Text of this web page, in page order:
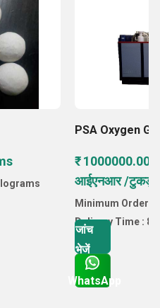
PSA Oxygen
₹ 1000000.00
आईएनआर /टुकड़ा
Minimum Order
Delivery Time : 8
जांच
भेजें
WhatsApp